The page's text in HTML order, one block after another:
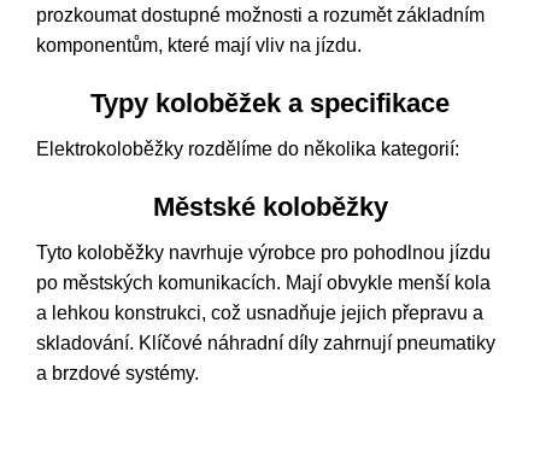
prozkoumat dostupné možnosti a rozumět základním
komponentům, které mají vliv na jízdu.
Typy koloběžek a specifikace
Elektrokoloběžky rozdělíme do několika kategorií:
Městské koloběžky
Tyto koloběžky navrhuje výrobce pro pohodlnou jízdu
po městských komunikacích. Mají obvykle menší kola
a lehkou konstrukci, což usnadňuje jejich přepravu a
skladování. Klíčové náhradní díly zahrnují pneumatiky
a brzdové systémy.